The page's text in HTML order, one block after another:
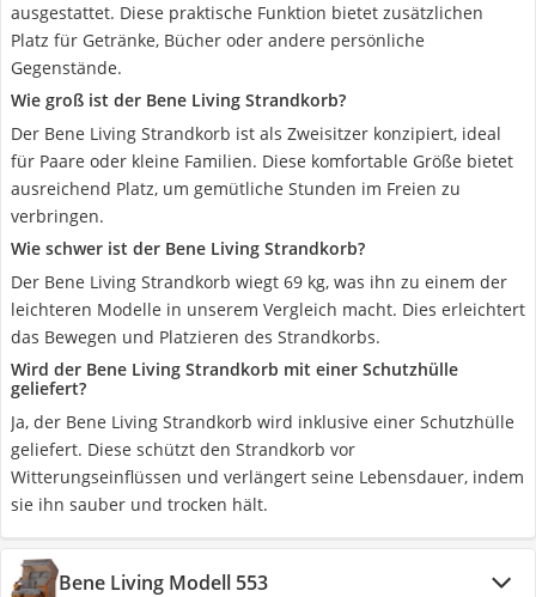
ausgestattet. Diese praktische Funktion bietet zusätzlichen
Platz für Getränke, Bücher oder andere persönliche
Gegenstände.
Wie groß ist der Bene Living Strandkorb?
Der Bene Living Strandkorb ist als Zweisitzer konzipiert, ideal
für Paare oder kleine Familien. Diese komfortable Größe bietet
ausreichend Platz, um gemütliche Stunden im Freien zu
verbringen.
Wie schwer ist der Bene Living Strandkorb?
Der Bene Living Strandkorb wiegt 69 kg, was ihn zu einem der
leichteren Modelle in unserem Vergleich macht. Dies erleichtert
das Bewegen und Platzieren des Strandkorbs.
Wird der Bene Living Strandkorb mit einer Schutzhülle
geliefert?
Ja, der Bene Living Strandkorb wird inklusive einer Schutzhülle
geliefert. Diese schützt den Strandkorb vor
Witterungseinflüssen und verlängert seine Lebensdauer, indem
sie ihn sauber und trocken hält.
Bene Living Modell 553